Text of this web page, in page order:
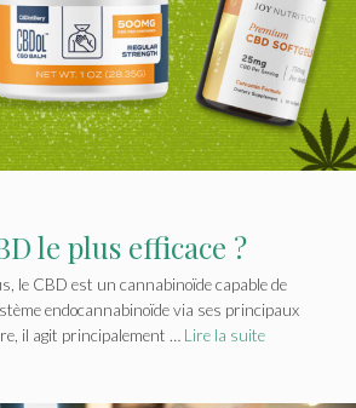
le plus efficace ?
le CBD est un cannabinoïde capable de
endocannabinoïde via ses principaux
il agit principalement … Lire la suite